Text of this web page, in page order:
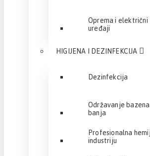
Oprema i električni
uređaji
HIGIJENA I DEZINFEKCIJA
Dezinfekcija
Održavanje
banja
Profesionalna
industriju